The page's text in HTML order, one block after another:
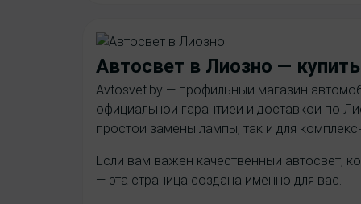
Автосвет в Лиозно —
Avtosvet.by — профильныи магазин
официальнои гарантиеи и доставкои по
простои замены лампы, так и для
Если вам важен качественныи автосвет,
— эта страница создана именно для вас.